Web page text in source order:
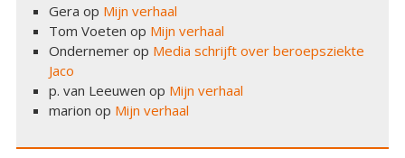
Gera op Mijn verhaal
Tom Voeten op Mijn verhaal
Ondernemer op Media schrijft over beroepsziekte
Jaco
p. van Leeuwen op Mijn verhaal
marion op Mijn verhaal